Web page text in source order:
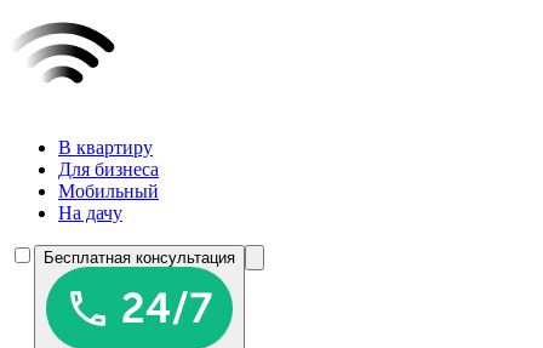
В квартиру
Для бизнеса
Мобильный
На дачу
Бесплатная консультация